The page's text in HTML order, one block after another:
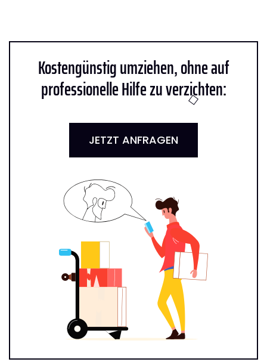
Kostengünstig umziehen, ohne auf
professionelle Hilfe zu verzichten:
JETZT ANFRAGEN